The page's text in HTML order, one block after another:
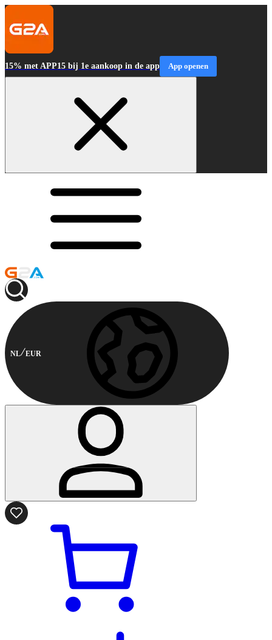
15% met APP15 bij 1e aankoop in de app App openen
NL EUR